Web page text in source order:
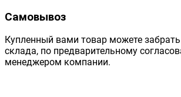
Самовывоз
Купленный вами товар можете
склада, по предварительному
менеджером компании.